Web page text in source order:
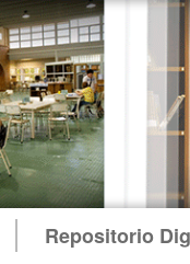
Repositorio